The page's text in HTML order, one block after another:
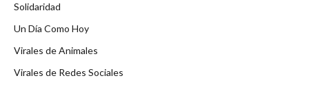
Solidaridad
Un Día Como Hoy
Virales de Animales
Virales de Redes Sociales